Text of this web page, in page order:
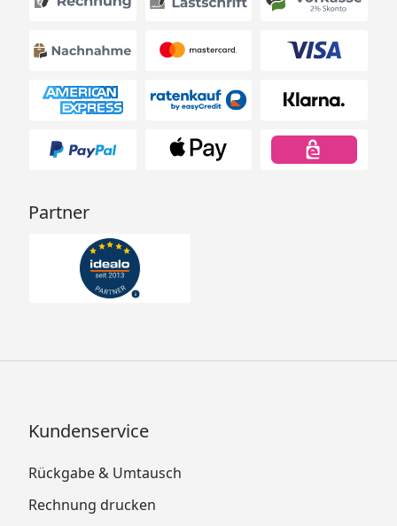
Partner
Kundenservice
Rückgabe & Umtausch
Rechnung drucken